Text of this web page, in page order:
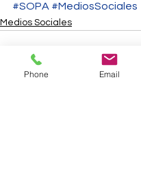
#SOPA #MediosSociales
Medios Sociales
Phone Email